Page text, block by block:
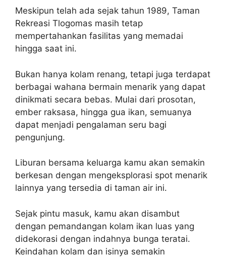
Meskipun telah ada sejak tahun 1989, Taman
Rekreasi Tlogomas masih tetap
mempertahankan fasilitas yang memadai
hingga saat ini.
Bukan hanya kolam renang, tetapi juga terdapat
berbagai wahana bermain menarik yang dapat
dinikmati secara bebas. Mulai dari prosotan,
ember raksasa, hingga gua ikan, semuanya
dapat menjadi pengalaman seru bagi
pengunjung.
Liburan bersama keluarga kamu akan semakin
berkesan dengan mengeksplorasi spot menarik
lainnya yang tersedia di taman air ini.
Sejak pintu masuk, kamu akan disambut
dengan pemandangan kolam ikan luas yang
didekorasi dengan indahnya bunga teratai.
Keindahan kolam dan isinya semakin